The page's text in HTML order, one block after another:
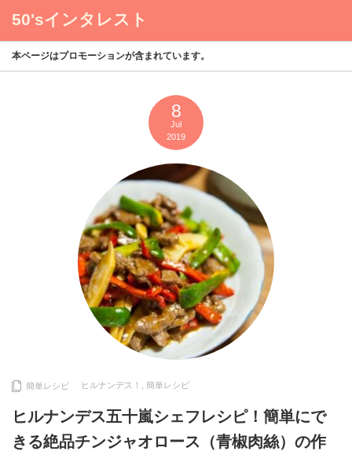
50'sインタレスト
本ページはプロモーションが含まれています。
8
Jul
2019
簡単レシピ ヒルナンデス！ 簡単レシピ
ヒルナンデス五十嵐シェフレシピ！簡単にで
きる絶品チンジャオロース（青椒肉絲）の作